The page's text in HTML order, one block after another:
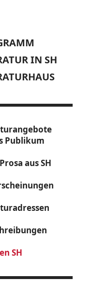
Publikum
aus SH
SH
IN SH